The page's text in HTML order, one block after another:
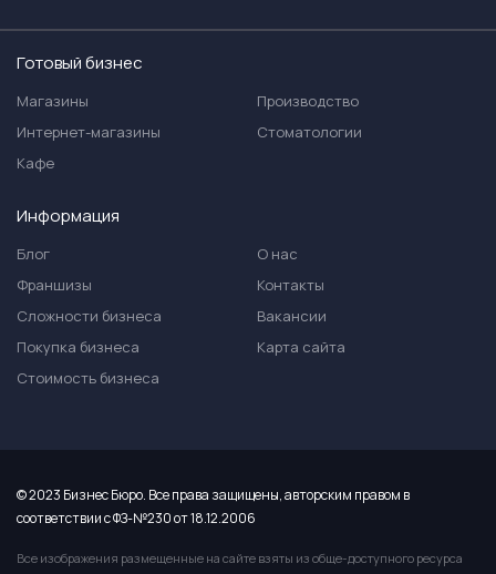
Готовый бизнес
Магазины
Интернет-магазины
Кафе
Производство
Стоматологии
Информация
Блог
Франшизы
Сложности бизнеса
Покупка бизнеса
Стоимость бизнеса
О нас
Контакты
Вакансии
Карта сайта
© 2023 Бизнес Бюро. Все права защищены, авторским правом в
соответствии с ФЗ-№230 от 18.12.2006
Все изображения размещенные на сайте взяты из обще-доступного ресурса